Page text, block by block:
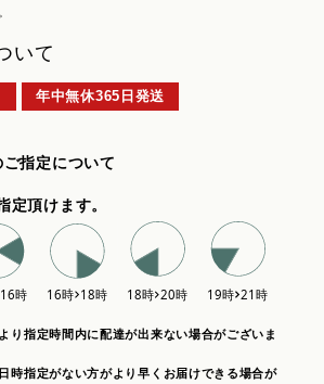
いて
年中無休365日発送
指定について
定頂けます。
り指定時間内に配達が出来ない場合がございま
時指定がない方がより早くお届けできる場合が